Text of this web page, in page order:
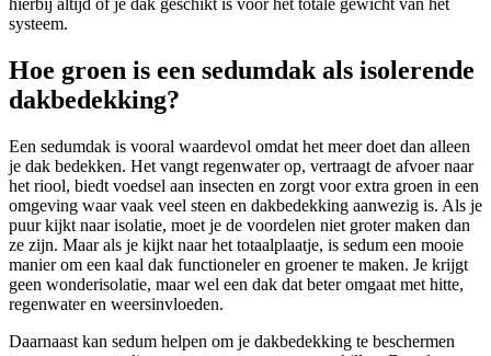
hierbij altijd of je dak geschikt is voor het totale gewicht van het
systeem.
Hoe groen is een sedumdak als isolerende
dakbedekking?
Een sedumdak is vooral waardevol omdat het meer doet dan alleen
je dak bedekken. Het vangt regenwater op, vertraagt de afvoer naar
het riool, biedt voedsel aan insecten en zorgt voor extra groen in een
omgeving waar vaak veel steen en dakbedekking aanwezig is. Als je
puur kijkt naar isolatie, moet je de voordelen niet groter maken dan
ze zijn. Maar als je kijkt naar het totaalplaatje, is sedum een mooie
manier om een kaal dak functioneler en groener te maken. Je krijgt
geen wonderisolatie, maar wel een dak dat beter omgaat met hitte,
regenwater en weersinvloeden.
Daarnaast kan sedum helpen om je dakbedekking te beschermen